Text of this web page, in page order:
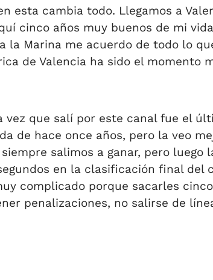
esta cambia todo. Llegamos a
cinco años muy buenos de mi
la Marina me acuerdo de todo lo
de Valencia ha sido el momento
que salí por este canal fue el
de hace once años, pero la veo
salimos a ganar, pero luego
en la clasificación final del
complicado porque sacarles
penalizaciones, no salirse de